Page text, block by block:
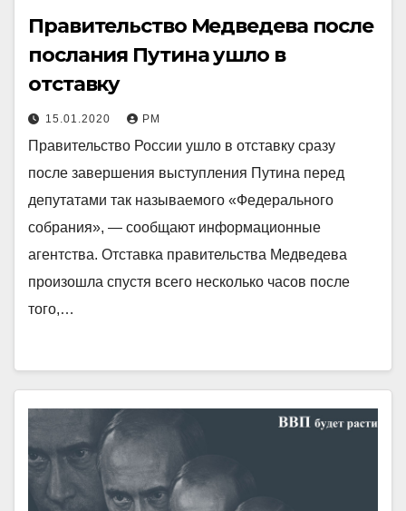
Правительство Медведева после
послания Путина ушло в
отставку
15.01.2020 РМ
Правительство России ушло в отставку сразу
после завершения выступления Путина перед
депутатами так называемого «Федерального
собрания», — сообщают информационные
агентства. Отставка правительства Медведева
произошла спустя всего несколько часов после
того,…